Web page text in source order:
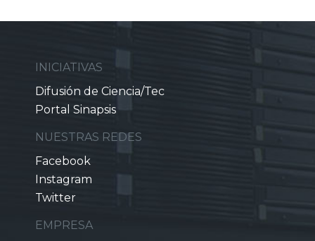
INICIATIVAS
Difusión de Ciencia/Tec
Portal Sinapsis
NUESTRAS REDES
Facebook
Instagram
Twitter
EMPRESA